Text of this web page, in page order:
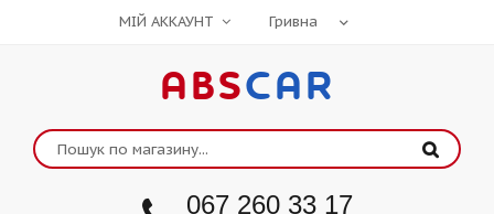
МІЙ АККАУНТ
ABSCAR
067 260 33 17